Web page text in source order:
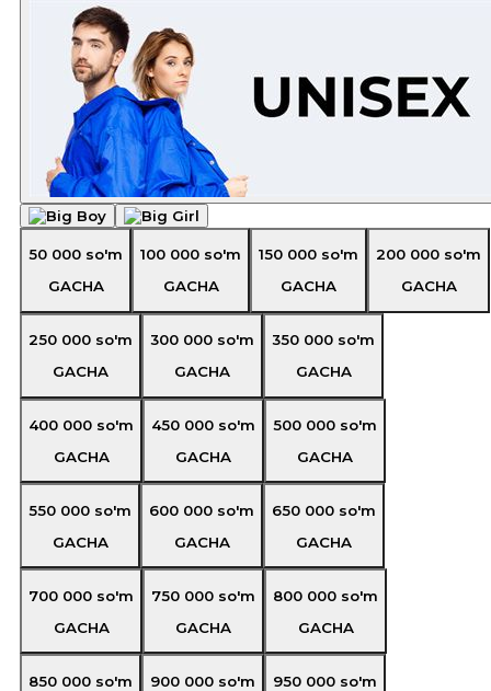
50 000 so'm
GACHA
100 000 so'm
GACHA
150 000 so'm
GACHA
200 000 so'm
GACHA
250 000 so'm
GACHA
300 000 so'm
GACHA
350 000 so'm
GACHA
400 000 so'm
GACHA
450 000 so'm
GACHA
500 000 so'm
GACHA
550 000 so'm
GACHA
600 000 so'm
GACHA
650 000 so'm
GACHA
700 000 so'm
GACHA
750 000 so'm
GACHA
800 000 so'm
GACHA
850 000 so'm
900 000 so'm
950 000 so'm